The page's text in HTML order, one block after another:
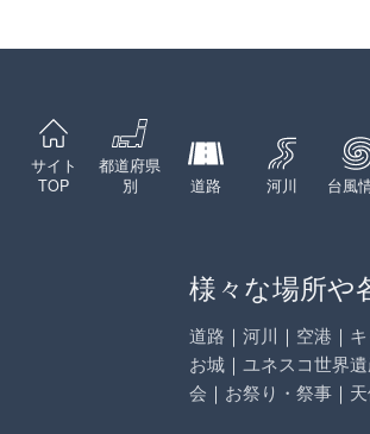
サイト
TOP
都道府県
別
道路 河川 台風
様々な場所や
道路 ｜ 河川 ｜ 空港 ｜
お城 ｜ ユネスコ世界
会 ｜ お祭り・祭事 ｜